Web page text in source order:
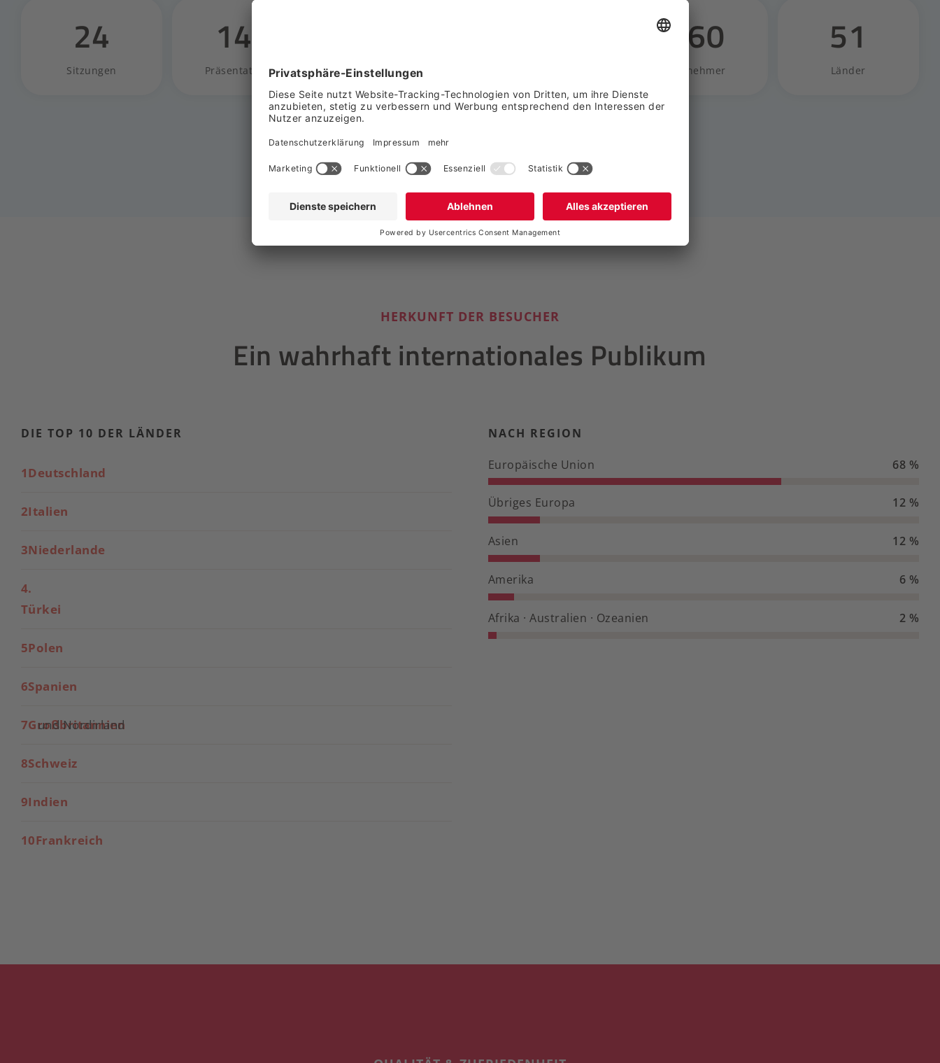
24
Sitzungen
144
Präsentationen Produktpräsentationen
Präsentationen
660
Teilnehmer
51
Länder
HERKUNFT DER BESUCHER
Ein wahrhaft internationales Publikum
DIE TOP 10 DER LÄNDER
1Deutschland
2Italien
3Niederlande
4.
Türkei
5Polen
6Spanien
7Großbritannien
und Nordirland
8Schweiz
9Indien
10Frankreich
NACH REGION
Europäische Union 68 %
Übriges Europa 12 %
Asien 12 %
Amerika 6 %
Afrika · Australien · Ozeanien 2 %